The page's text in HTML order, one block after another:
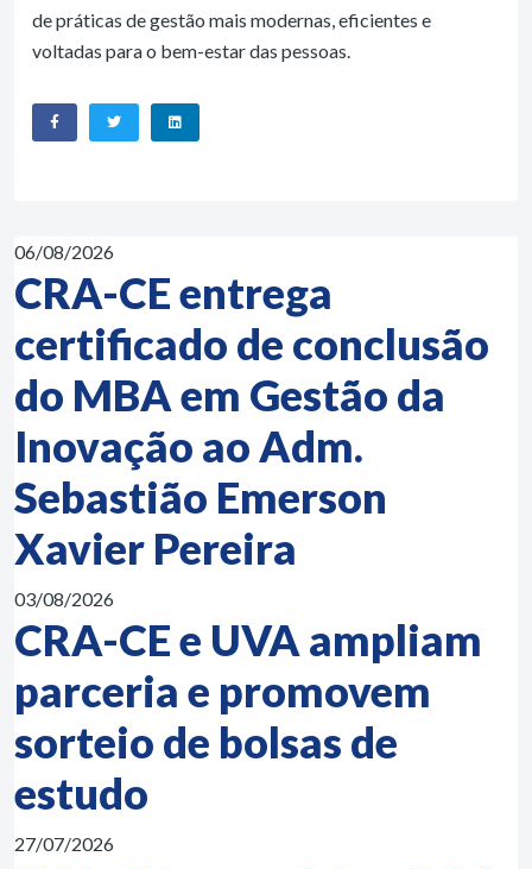
de práticas de gestão mais modernas, eficientes e
voltadas para o bem-estar das pessoas.
06/08/2026
CRA-CE entrega
certificado de conclusão
do MBA em Gestão da
Inovação ao Adm.
Sebastião Emerson
Xavier Pereira
03/08/2026
CRA-CE e UVA ampliam
parceria e promovem
sorteio de bolsas de
estudo
27/07/2026